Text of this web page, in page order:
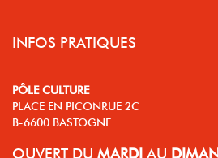
INFOS PRATIQUES
PÔLE CULTURE
PLACE EN PICONRUE 2C
B-6600 BASTOGNE
OUVERT DU MARDI AU